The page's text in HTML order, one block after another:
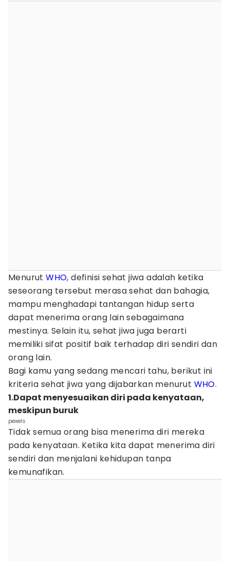
MenurutWHO, definisi sehat jiwa adalah ketika
seseorang tersebut merasa sehat dan bahagia,
mampu menghadapi tantangan hidup serta
dapat menerima orang lain sebagaimana
mestinya. Selain itu, sehat jiwa juga berarti
memiliki sifat positif baik terhadap diri sendiri dan
orang lain.
Bagi kamu yang sedang mencari tahu, berikut ini
kriteria sehat jiwa yang dijabarkan menurut WHO.
1.Dapat menyesuaikan diri pada kenyataan,
meskipun buruk
pexels
Tidak semua orang bisa menerima diri mereka
pada kenyataan. Ketika kita dapat menerima diri
sendiri dan menjalani kehidupan tanpa
kemunafikan.